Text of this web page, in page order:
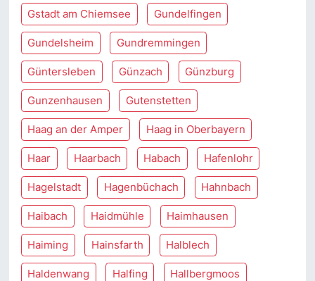
Gstadt am Chiemsee Gundelfingen
Gundelsheim Gundremmingen
Güntersleben Günzach Günzburg
Gunzenhausen Gutenstetten
Haag an der Amper Haag in Oberbayern
Haar Haarbach Habach Hafenlohr
Hagelstadt Hagenbüchach Hahnbach
Haibach Haidmühle Haimhausen
Haiming Hainsfarth Halblech
Haldenwang Halfing Hallbergmoos